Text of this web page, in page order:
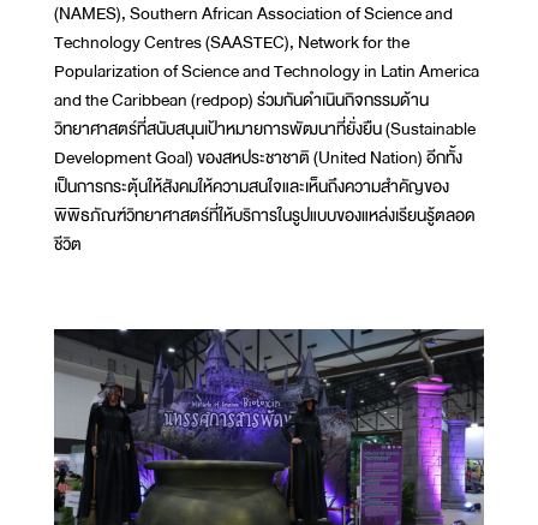
(NAMES), Southern African Association of Science and
Technology Centres (SAASTEC), Network for the
Popularization of Science and Technology in Latin America
and the Caribbean (redpop) ร่วมกันดำเนินกิจกรรมด้าน
วิทยาศาสตร์ที่สนับสนุนเป้าหมายการพัฒนาที่ยั่งยืน (Sustainable
Development Goal) ของสหประชาชาติ (United Nation) อีกทั้ง
เป็นการกระตุ้นให้สังคมให้ความสนใจและเห็นถึงความสำคัญของ
พิพิธภัณฑ์วิทยาศาสตร์ที่ให้บริการในรูปแบบของแหล่งเรียนรู้ตลอด
ชีวิต